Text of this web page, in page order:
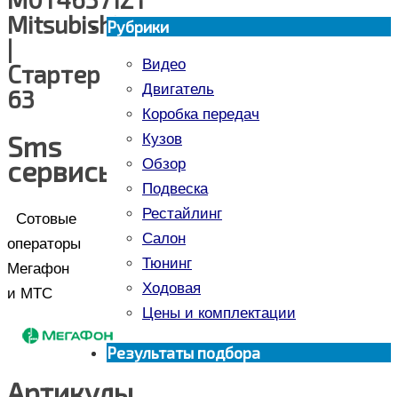
Mitsubishi
Стартер
63
Sms
сервисы
Сотовые
операторы
Мегафон
и МТС
Рубрики
Видео
Двигатель
Коробка передач
Кузов
Обзор
Подвеска
Рестайлинг
Салон
Тюнинг
Ходовая
Цены и комплектации
Результаты подбора